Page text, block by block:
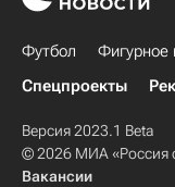
Футбол Фигурное
Спецпроекты
Версия 2023.1 Beta
© 2026 МИА «Россия
Вакансии